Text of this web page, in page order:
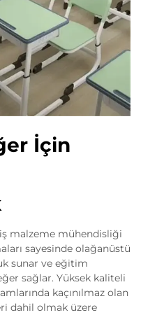
İçin
malzeme mühendisliği
sayesinde olağanüstü
sunar ve eğitim
sağlar. Yüksek kaliteli
kaçınılmaz olan
dahil olmak üzere